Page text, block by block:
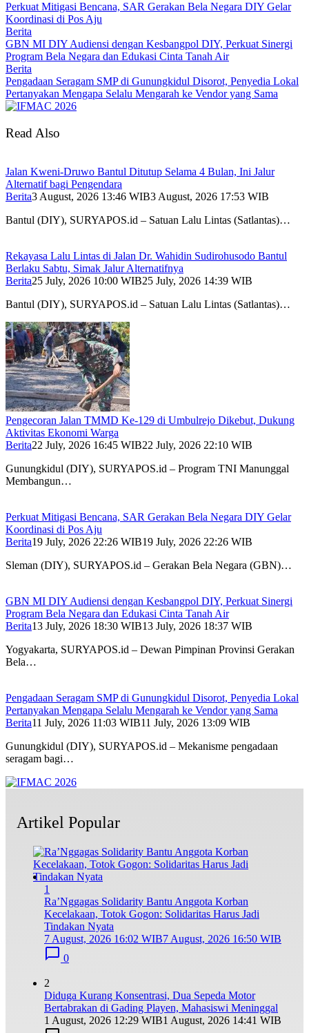
Perkuat Mitigasi Bencana, SAR Gerakan Bela Negara DIY Gelar
Koordinasi di Pos Aju
Berita
GBN MI DIY Audiensi dengan Kesbangpol DIY, Perkuat Sinergi
Program Bela Negara dan Edukasi Cinta Tanah Air
Berita
Pengadaan Seragam SMP di Gunungkidul Disorot, Penyedia Lokal
Pertanyakan Mengapa Selalu Mengarah ke Vendor yang Sama
Read Also
Jalan Kweni-Druwo Bantul Ditutup Selama 4 Bulan, Ini Jalur
Alternatif bagi Pengendara
Berita3 August, 2026 13:46 WIB3 August, 2026 17:53 WIB
Bantul (DIY), SURYAPOS.id – Satuan Lalu Lintas (Satlantas)…
Rekayasa Lalu Lintas di Jalan Dr. Wahidin Sudirohusodo Bantul
Berlaku Sabtu, Simak Jalur Alternatifnya
Berita25 July, 2026 10:00 WIB25 July, 2026 14:39 WIB
Bantul (DIY), SURYAPOS.id – Satuan Lalu Lintas (Satlantas)…
Pengecoran Jalan TMMD Ke-129 di Umbulrejo Dikebut, Dukung
Aktivitas Ekonomi Warga
Berita22 July, 2026 16:45 WIB22 July, 2026 22:10 WIB
Gunungkidul (DIY), SURYAPOS.id – Program TNI Manunggal
Membangun…
Perkuat Mitigasi Bencana, SAR Gerakan Bela Negara DIY Gelar
Koordinasi di Pos Aju
Berita19 July, 2026 22:26 WIB19 July, 2026 22:26 WIB
Sleman (DIY), SURYAPOS.id – Gerakan Bela Negara (GBN)…
GBN MI DIY Audiensi dengan Kesbangpol DIY, Perkuat Sinergi
Program Bela Negara dan Edukasi Cinta Tanah Air
Berita13 July, 2026 18:30 WIB13 July, 2026 18:37 WIB
Yogyakarta, SURYAPOS.id – Dewan Pimpinan Provinsi Gerakan
Bela…
Pengadaan Seragam SMP di Gunungkidul Disorot, Penyedia Lokal
Pertanyakan Mengapa Selalu Mengarah ke Vendor yang Sama
Berita11 July, 2026 11:03 WIB11 July, 2026 13:09 WIB
Gunungkidul (DIY), SURYAPOS.id – Mekanisme pengadaan
seragam bagi…
Artikel Popular
1
Ra’Nggagas Solidarity Bantu Anggota Korban
Kecelakaan, Totok Gogon: Solidaritas Harus Jadi
Tindakan Nyata
7 August, 2026 16:02 WIB7 August, 2026 16:50 WIB
0
2
Diduga Kurang Konsentrasi, Dua Sepeda Motor
Bertabrakan di Gading Playen, Mahasiswi Meninggal
1 August, 2026 12:29 WIB1 August, 2026 14:41 WIB